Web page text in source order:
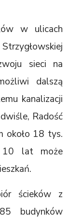
w ulicach
sieci na
dalszą
kanalizacji
Radość
około 18 tys.
10 lat może
ścieków z
budynków